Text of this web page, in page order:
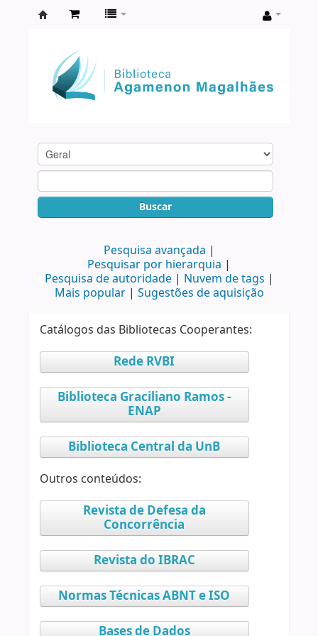
Agamenon
Magalhães
Buscar
Pesquisa avançada
Pesquisar por hierarquia
Pesquisa de autoridade
Nuvem de tags
Mais popular
Sugestões de aquisição
Catálogos das Bibliotecas Cooperantes:
Rede RVBI
Biblioteca Graciliano Ramos -
ENAP
Biblioteca Central da UnB
Outros conteúdos:
Revista de Defesa da
Concorrência
Revista do IBRAC
Normas Técnicas ABNT e ISO
Bases de Dados